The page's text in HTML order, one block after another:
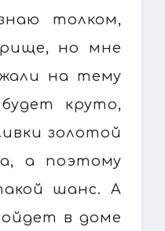
толком,
но мне
на тему
круто,
золотой
а поэтому
шанс. А
в доме